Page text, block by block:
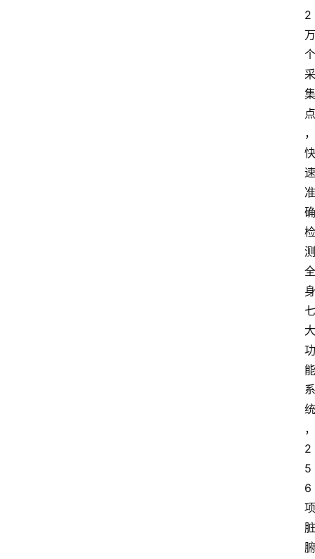
2
万
个
采
集
点
，
快
速
准
确
检
测
全
身
七
大
功
能
系
统
，
2
5
6
项
脏
腑